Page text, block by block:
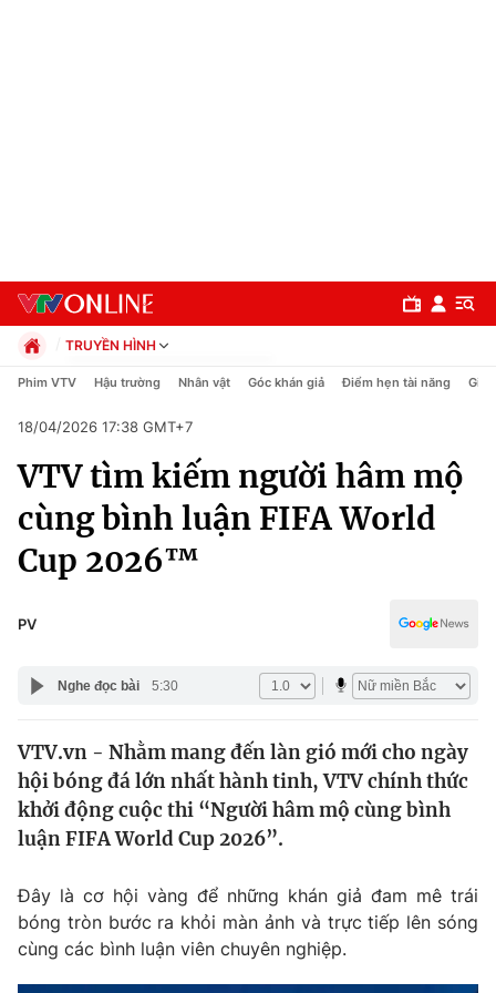
Chuyên mục
Chính trị
Xã hội
Pháp luật
Y tế
Thế giới
Tin tức
Thế giới đó đây
Câu chuyện quốc tế
Kinh tế
Thị trường
Góc doanh nghiệp
Dữ liệu và đời sống
Truyền hình
TRUYỀN HÌNH
Chính trị
Pháp luật
Kinh tế
Thể thao
Truyền hình
Văn hóa - Giải trí
Phim VTV Hậu trường Nhân vật Góc khán giả Điểm hẹn tài năng Giải
18/04/2026 17:38 GMT+7
VTV tìm kiếm người hâm mộ
cùng bình luận FIFA World
Cup 2026™
PV
Nghe đọc bài 5:30
VTV.vn - Nhằm mang đến làn gió mới cho ngày
hội bóng đá lớn nhất hành tinh, VTV chính thức
khởi động cuộc thi “Người hâm mộ cùng bình
luận FIFA World Cup 2026”.
Đây là cơ hội vàng để những khán giả đam mê trái
bóng tròn bước ra khỏi màn ảnh và trực tiếp lên sóng
cùng các bình luận viên chuyên nghiệp.